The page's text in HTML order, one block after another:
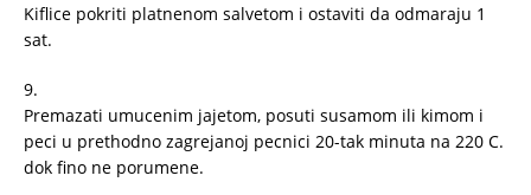
Kiflice pokriti platnenom salvetom i ostaviti da odmaraju 1
sat.
9.
Premazati umucenim jajetom, posuti susamom ili kimom i
peci u prethodno zagrejanoj pecnici 20-tak minuta na 220 C.
dok fino ne porumene.